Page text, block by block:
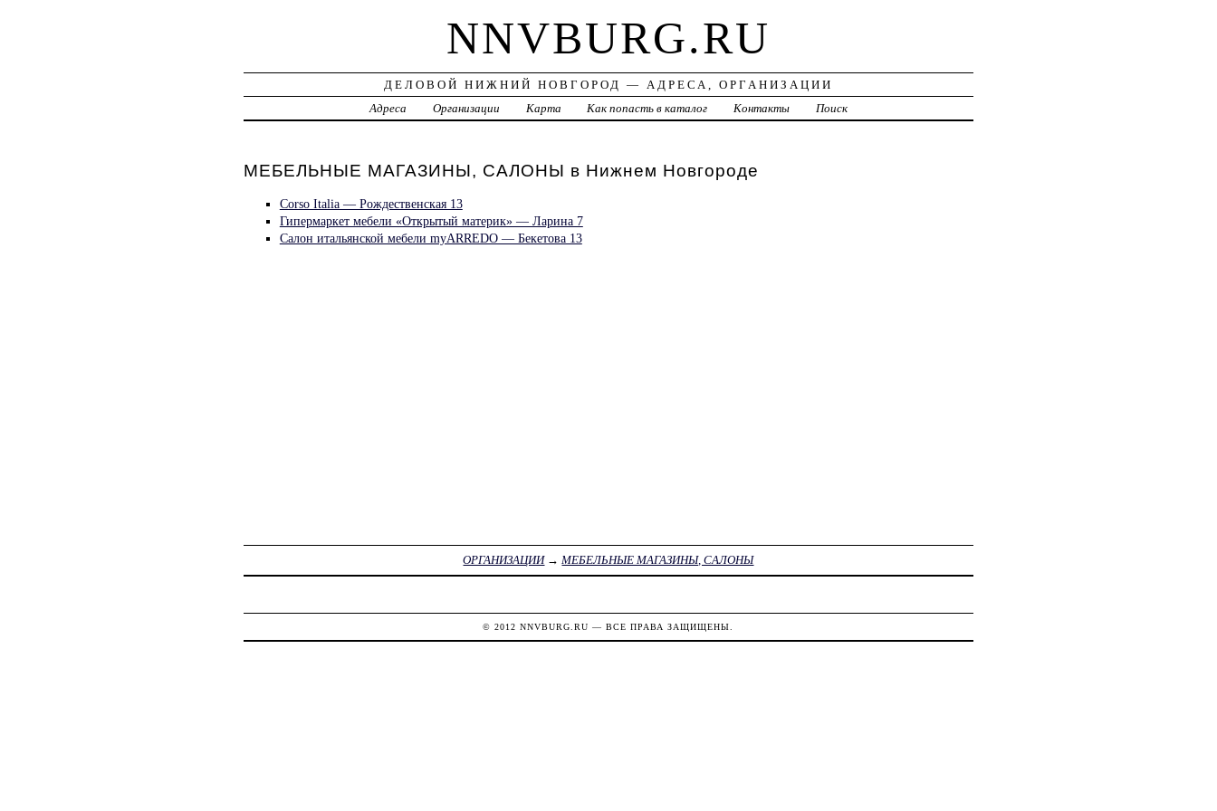
NNVBURG.RU
ДЕЛОВОЙ НИЖНИЙ НОВГОРОД — АДРЕСА, ОРГАНИЗАЦИИ
Адреса
Организации Карта Как попасть в каталог Контакты Поиск
МЕБЕЛЬНЫЕ МАГАЗИНЫ, САЛОНЫ в Нижнем Новгороде
Corso Italia — Рождественская 13
Гипермаркет мебели «Открытый материк» — Ларина 7
Салон итальянской мебели myARREDO — Бекетова 13
ОРГАНИЗАЦИИ→МЕБЕЛЬНЫЕ МАГАЗИНЫ, САЛОНЫ
© 2012NNVBURG.RU — ВСЕ ПРАВА ЗАЩИЩЕНЫ.